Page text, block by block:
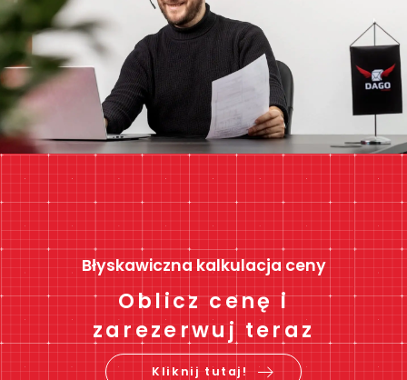
Błyskawiczna kalkulacja ceny
Oblicz cenę i
zarezerwuj teraz
Kliknij tutaj!